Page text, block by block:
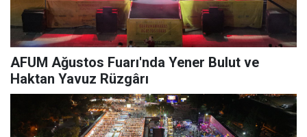
AFUM Ağustos Fuarı'nda Yener Bulut ve
Haktan Yavuz Rüzgârı